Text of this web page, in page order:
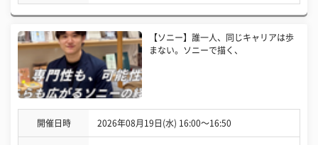
【ソニー】誰一人、同じキャリアは歩
まない。ソニーで描く、
開催日時 2026年08月19日(水) 16:00〜16:50